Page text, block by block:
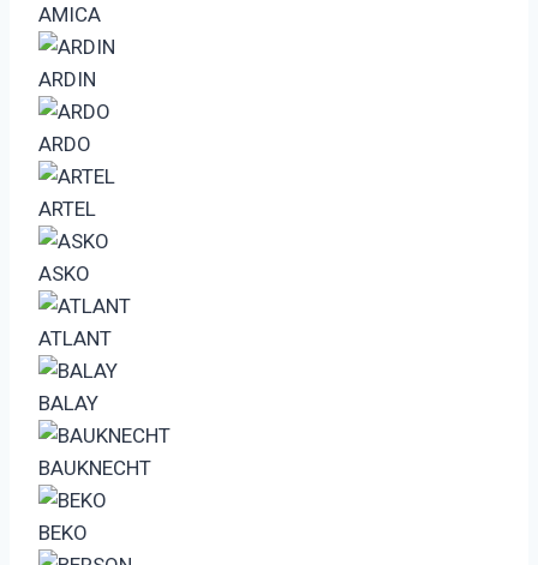
AMICA
ARDIN
ARDO
ARTEL
ASKO
ATLANT
BALAY
BAUKNECHT
BEKO